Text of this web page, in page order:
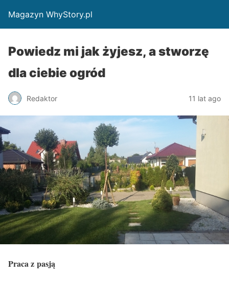
Magazyn WhyStory.pl
Powiedz mi jak żyjesz, a stworzę
dla ciebie ogród
Redaktor 11 lat ago
Praca z pasją